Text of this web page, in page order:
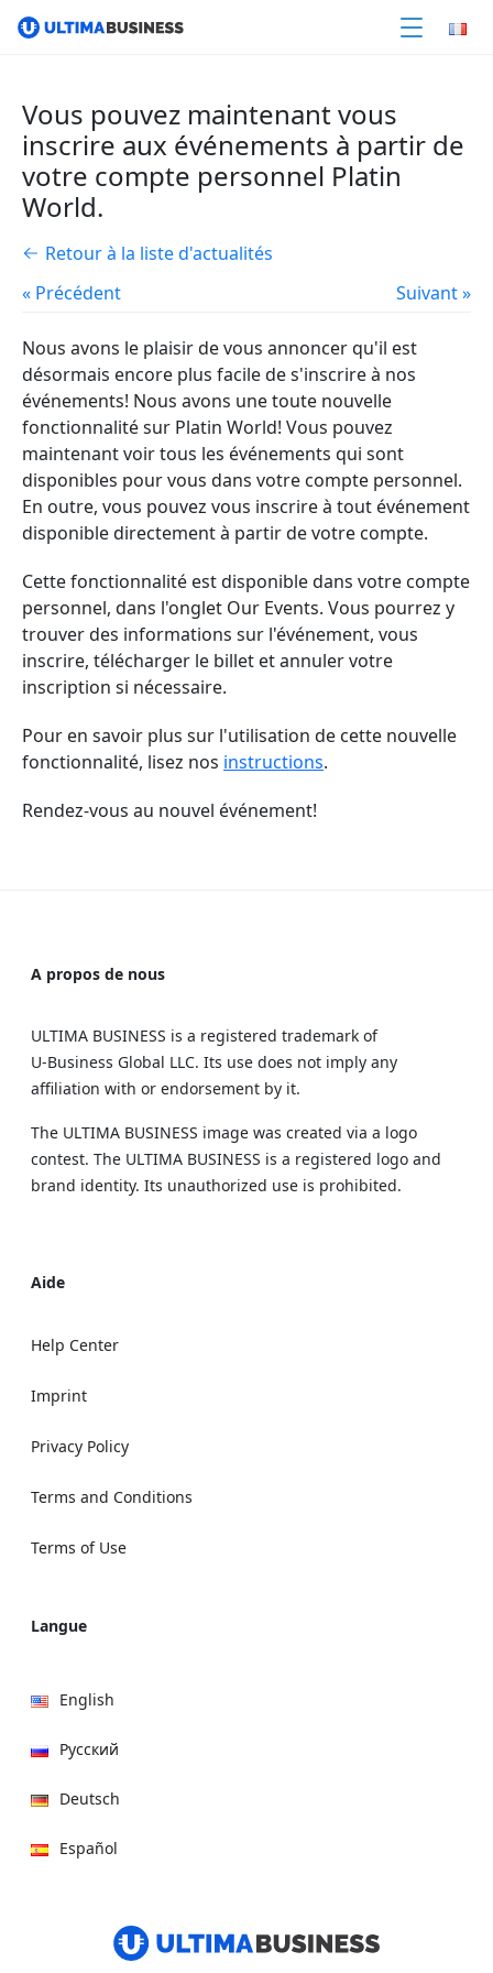
Vous pouvez maintenant vous
inscrire aux événements à partir de
votre compte personnel Platin
World.
Retour à la liste d'actualités
« Précédent
Suivant »
Nous avons le plaisir de vous annoncer qu'il est
désormais encore plus facile de s'inscrire à nos
événements! Nous avons une toute nouvelle
fonctionnalité sur Platin World! Vous pouvez
maintenant voir tous les événements qui sont
disponibles pour vous dans votre compte personnel.
En outre, vous pouvez vous inscrire à tout événement
disponible directement à partir de votre compte.
Cette fonctionnalité est disponible dans votre compte
personnel, dans l'onglet Our Events. Vous pourrez y
trouver des informations sur l'événement, vous
inscrire, télécharger le billet et annuler votre
inscription si nécessaire.
Pour en savoir plus sur l'utilisation de cette nouvelle
fonctionnalité, lisez nos instructions.
Rendez-vous au nouvel événement!
A propos de nous
ULTIMA BUSINESS is a registered trademark of
U‑Business Global LLC. Its use does not imply any
affiliation with or endorsement by it.
The ULTIMA BUSINESS image was created via a logo
contest. The ULTIMA BUSINESS is a registered logo and
brand identity. Its unauthorized use is prohibited.
Aide
Help Center
Imprint
Privacy Policy
Terms and Conditions
Terms of Use
Langue
English
Русский
Deutsch
Español